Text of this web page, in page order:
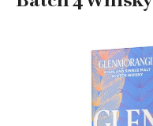
Skip image gallery